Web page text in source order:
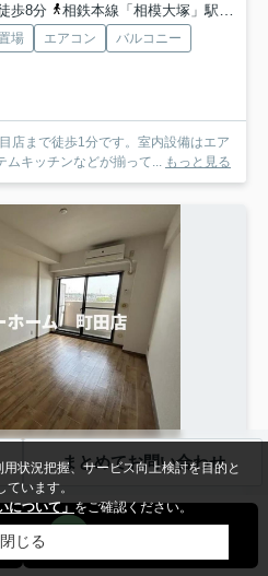
歩8分
相鉄本線「相模大塚」駅 徒歩29分
場 エアコン
バルコニー
店まで徒歩1分です。室内設備はエア
キッチンなどが揃って...
もっと見る
ライオンズプラザ海老名※初期費用分割後払いサービス利用可能物件610
まとめてお問い合わせ
状況把握、サービス向上検討を目的と
います。
について」をご確認ください。
閉じる